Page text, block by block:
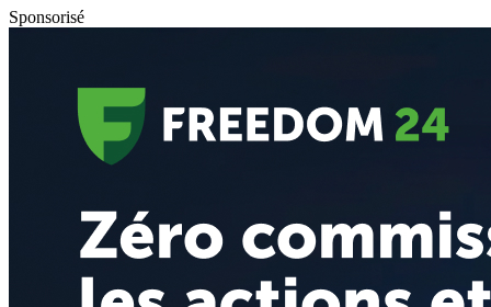
Sponsorisé